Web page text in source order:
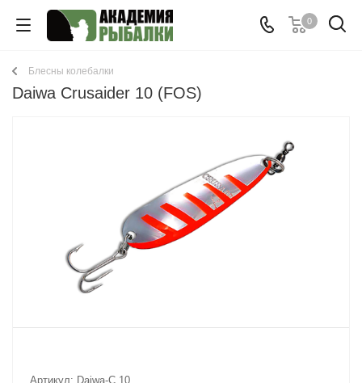
0
Блесны колебалки
Daiwa Crusaider 10 (FOS)
Артикул: Daiwa-C 10